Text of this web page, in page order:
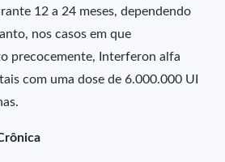
12 a 24 meses, dependendo
nos casos em que
precocemente, Interferon alfa
com uma dose de 6.000.000 UI